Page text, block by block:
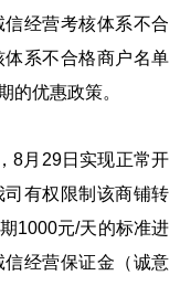
经营考核体系不合
系不合格商户名单
的优惠政策。
8月29日实现正常开
有权限制该商铺转
1000元/天的标准进
经营保证金（诚意